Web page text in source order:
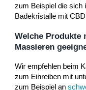
zum Beispiel die sich
Badekristalle mit
Welche Produkte
Massieren
Wir empfehlen beim
zum Einreiben mit
zum Beispiel an